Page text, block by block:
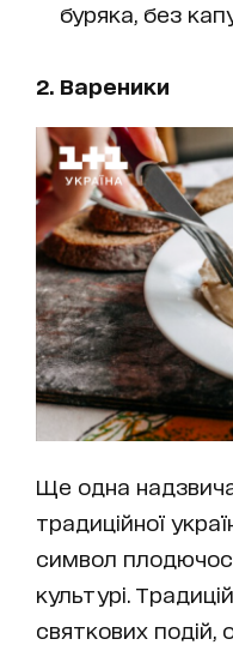
буряка, без
2. Вареники
Ще одна
традиційної
символ
культурі.
святкових подій,